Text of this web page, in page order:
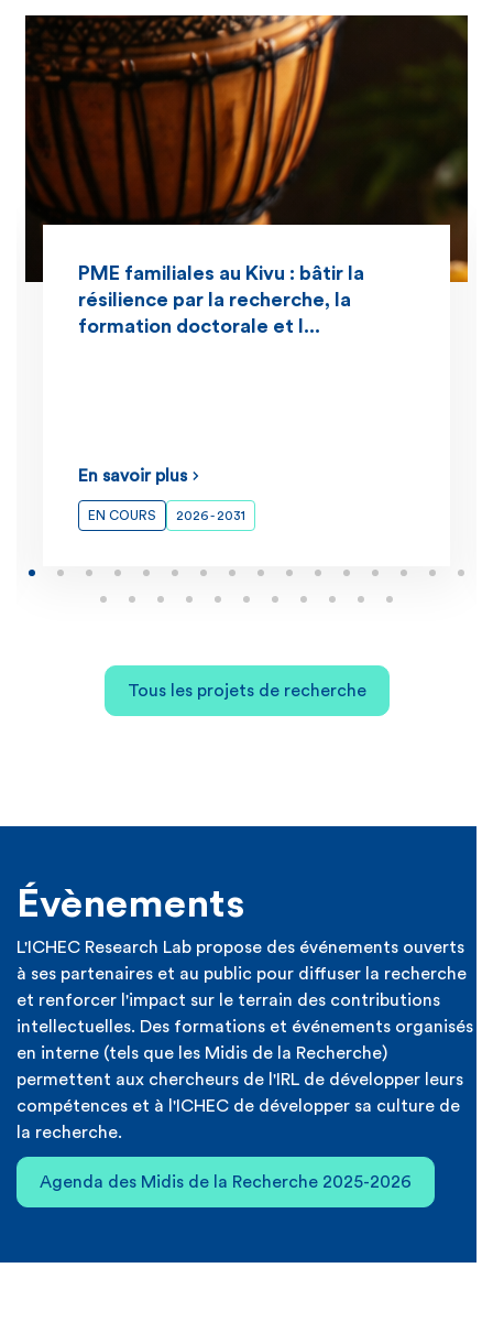
PME familiales au Kivu : bâtir la
résilience par la recherche, la
formation doctorale et l...
En savoir plus
EN COURS 2026 - 2031
Tous les projets de recherche
Évènements
L'ICHEC Research Lab propose des événements ouverts
à ses partenaires et au public pour diffuser la recherche
et renforcer l'impact sur le terrain des contributions
intellectuelles. Des formations et événements organisés
en interne (tels que les Midis de la Recherche)
permettent aux chercheurs de l'IRL de développer leurs
compétences et à l'ICHEC de développer sa culture de
la recherche.
Agenda des Midis de la Recherche 2025-2026